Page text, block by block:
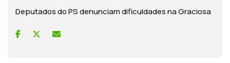
Deputados do PS denunciam dificuldades na Graciosa